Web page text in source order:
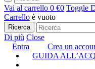
Vai al carrello 0 €0 Toggle
Carrello è vuoto
Ricerca
Di più Close
Entra
Crea un
GUIDA